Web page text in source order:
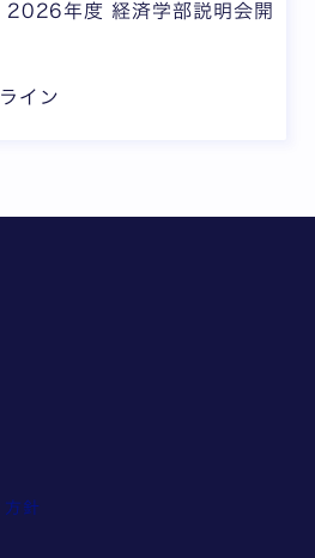
2026年度 経済学部説明会開
イン
方針